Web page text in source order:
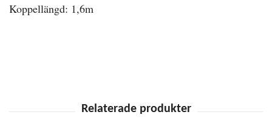
Koppellängd: 1,6m